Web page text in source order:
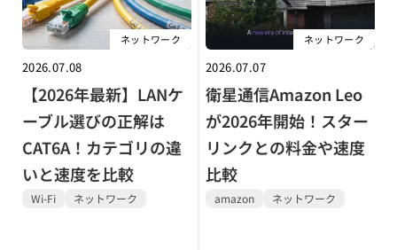
ネットワーク
2026.07.08
【2026年最新】LANケ
ーブル選びの正解は
CAT6A！カテゴリの違
いと速度を比較
Wi-Fi ネットワーク
ネットワーク
2026.07.07
衛星通信Amazon Leo
が2026年開始！スター
リンクとの料金や速度
比較
amazon ネットワーク